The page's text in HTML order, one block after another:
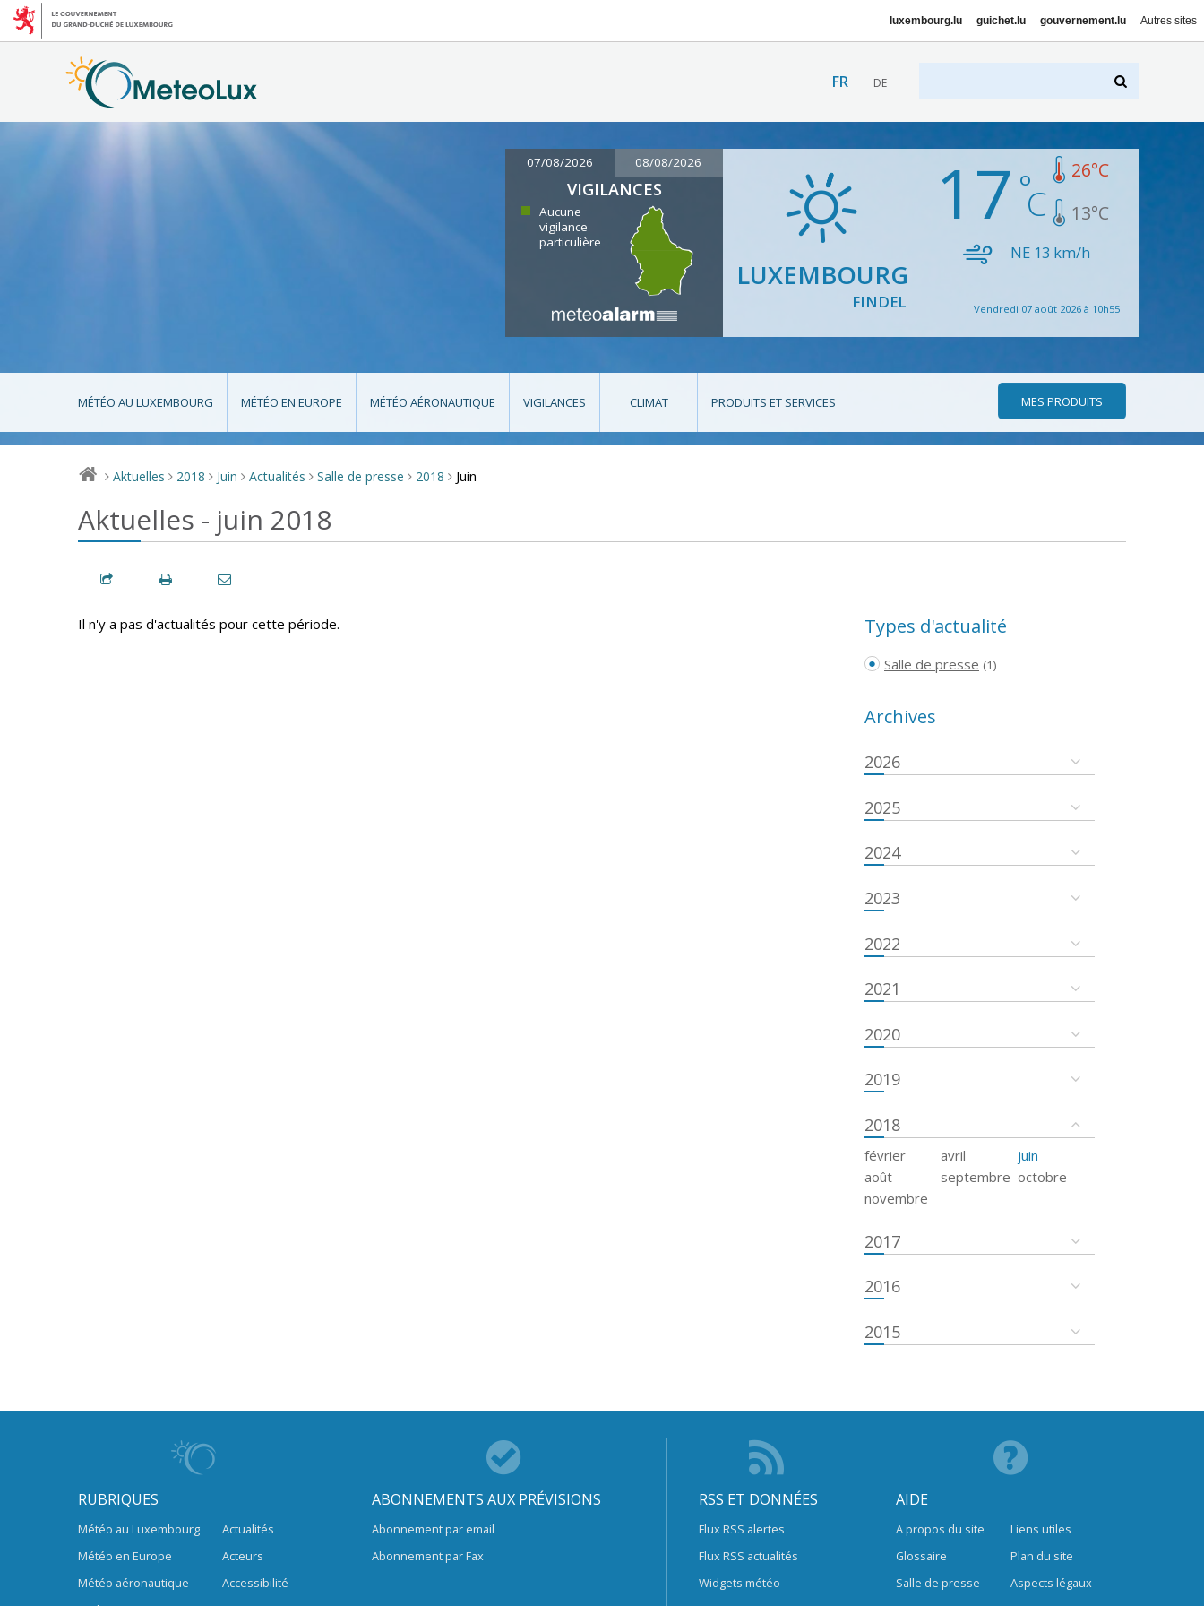
luxembourg.lu guichet.lu gouvernement.lu Autres sites
FR DE
07/08/2026 08/08/2026
VIGILANCES
Aucune
vigilance
particulière
LUXEMBOURG
FINDEL
17 26°C
13°C
NE 13 km/h
Vendredi 07 août 2026 à 10h55
MÉTÉO AU LUXEMBOURG MÉTÉO EN EUROPE MÉTÉO AÉRONAUTIQUE VIGILANCES CLIMAT PRODUITS ET SERVICES MES PRODUITS
> Aktuelles > 2018 > Juin > Actualités > Salle de presse > 2018 > Juin
Aktuelles - juin 2018
Il n'y a pas d'actualités pour cette période. Types d'actualité
Salle de presse (1)
Archives
2026
2025
2024
2023
2022
2021
2020
2019
2018
février avril
juin
août
septembre octobre
novembre
2017
2016
2015
RUBRIQUES
Météo au Luxembourg
Météo en Europe
Météo aéronautique
Actualités
Acteurs
Accessibilité
ABONNEMENTS AUX PRÉVISIONS
Abonnement par email
Abonnement par Fax
RSS ET DONNÉES
Flux RSS alertes
Flux RSS actualités
Widgets météo
AIDE
A propos du site
Glossaire
Salle de presse
Liens utiles
Plan du site
Aspects légaux